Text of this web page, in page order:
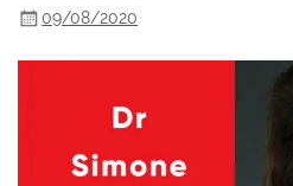
09/08/2020